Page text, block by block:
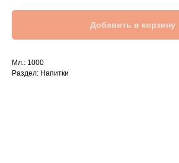
Добавить в корзину
Мл.: 1000
Раздел: Напитки